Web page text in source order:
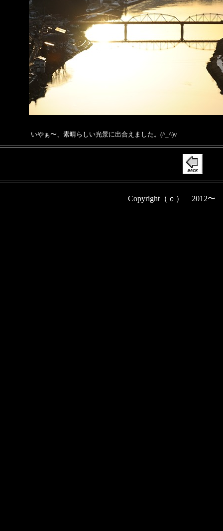
Copyright（ｃ） 2012
いやぁ〜、素晴らしい光景に出合えました。(^_^)v